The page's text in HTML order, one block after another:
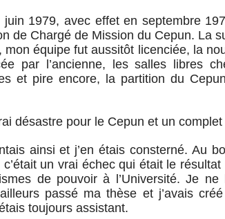
1979, avec effet en septembre
de Chargé de Mission du Cepun. La
mon équipe fut aussitôt licenciée, la
par l’ancienne, les salles libres
et pire encore, la partition du
désastre pour le Cepun et un
ainsi et j’en étais consterné. Au
c’était un vrai échec qui était le
de pouvoir à l’Université. Je ne
passé ma thèse et j’avais
toujours assistant.